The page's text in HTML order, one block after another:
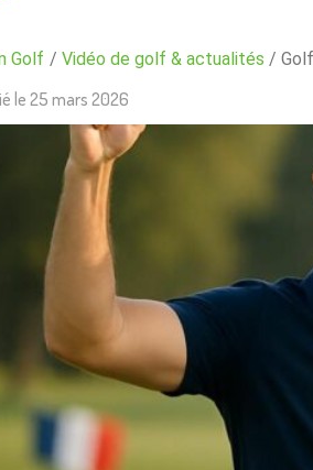
Golf / Vidéo de golf & actualités /
le 25 mars 2026